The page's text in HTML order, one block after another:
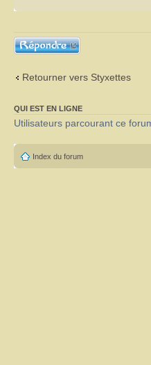
Répondre
Retourner vers Styxettes
QUI EST EN LIGNE
Utilisateurs parcourant ce
Index du forum